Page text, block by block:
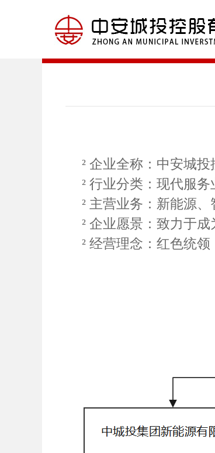
² 企业全称 ： 中安城投
² 行业分类：现代服务
² 主营业务：新能源
² 企业愿景 ： 致力于成
² 经营理念 ：红色统领